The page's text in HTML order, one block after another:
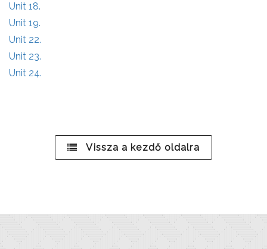
Unit 18.
Unit 19.
Unit 22.
Unit 23.
Unit 24.
Vissza a kezdő oldalra